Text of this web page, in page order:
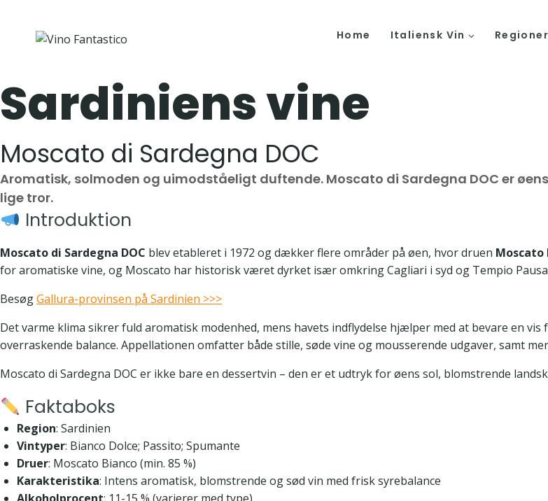
indhold
Home Italiensk Vin Regioner
Sardiniens vine
Moscato di Sardegna DOC
Aromatisk, solmoden og uimodståeligt duftende. Moscato di Sardegna DOC er
lige tror.
Introduktion
Moscato di Sardegna DOC blev etableret i 1972 og dækker flere områder på øen, hvor druen Moscato
for aromatiske vine, og Moscato har historisk været dyrket især omkring Cagliari i syd og Tempio
BesøgGallura-provinsen på Sardinien >>>
Det varme klima sikrer fuld aromatisk modenhed, mens havets indflydelse hjælper med at bevare en
overraskende balance. Appellationen omfatter både stille, søde vine og mousserende udgaver, samt
Moscato di Sardegna DOC er ikke bare en dessertvin – den er et udtryk for øens sol, blomstrende
Faktaboks
Region: Sardinien
Vintyper: Bianco Dolce; Passito; Spumante
Druer: Moscato Bianco (min. 85 %)
Karakteristika: Intens aromatisk, blomstrende og sød vin med frisk syrebalance